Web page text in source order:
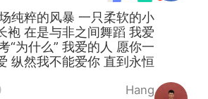
纯粹的风暴 一只柔软的小
袍 在是与非之间舞蹈 我爱
“为什么” 我爱的人 愿你一
纵然我不能爱你 直到永恒
Hang